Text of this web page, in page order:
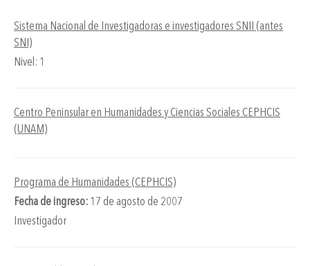
Sistema Nacional de Investigadoras e investigadores SNII (antes
SNI)
Nivel: 1
Centro Peninsular en Humanidades y Ciencias Sociales CEPHCIS
(UNAM)
Programa de Humanidades (CEPHCIS)
Fecha de ingreso: 17 de agosto de 2007
Investigador